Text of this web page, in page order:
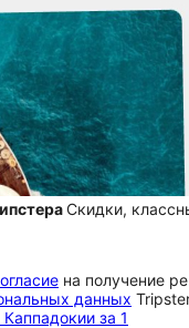
Скидки,
на получение
данных